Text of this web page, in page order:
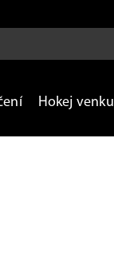
Hokej venku